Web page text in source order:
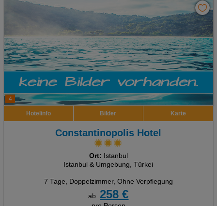
4
Hotelinfo Bilder Karte
Constantinopolis Hotel
Ort: Istanbul
Istanbul & Umgebung, Türkei
7 Tage, Doppelzimmer, Ohne Verpflegung
ab
258 €